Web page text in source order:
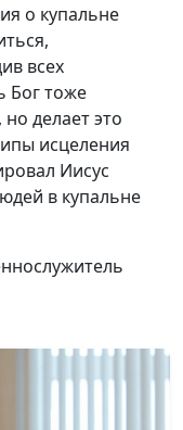
#522
о купальне
всех
Бог тоже
делает это
исцеления
Иисус
в купальне